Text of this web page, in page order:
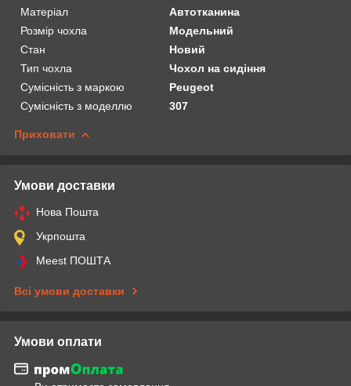
Матеріал
Автотканина
Розмір чохла
Модельний
Стан
Новий
Тип чохла
Чохол на сидіння
Сумісність з маркою
Peugeot
Сумісність з моделлю
307
Приховати
Умови доставки
Нова Пошта
Укрпошта
Meest ПОШТА
Всі умови доставки
Умови оплати